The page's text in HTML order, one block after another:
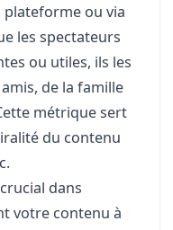
plateforme ou via
les spectateurs
ou utiles, ils les
de la famille
métrique sert
du contenu
dans
votre contenu à